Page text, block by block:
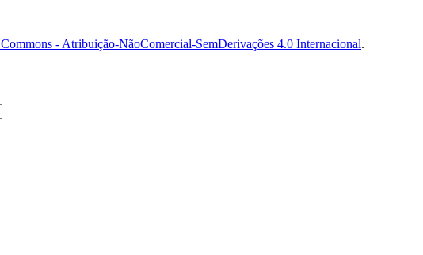
- Atribuição-NãoComercial-SemDerivações 4.0 Internacional.